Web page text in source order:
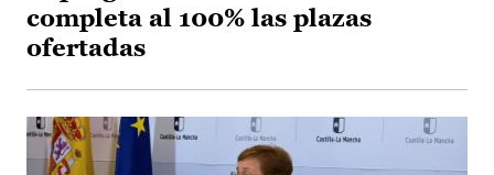
completa al 100% las plazas
ofertadas